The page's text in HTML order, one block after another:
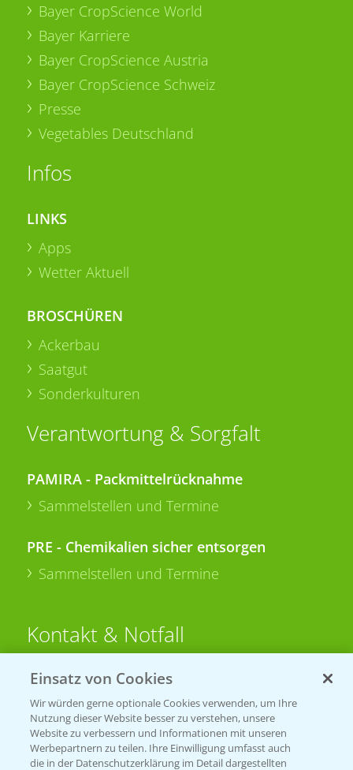
Bayer CropScience World
Bayer Karriere
Bayer CropScience Austria
Bayer CropScience Schweiz
Presse
Vegetables Deutschland
Infos
LINKS
Apps
Wetter Aktuell
BROSCHÜREN
Ackerbau
Saatgut
Sonderkulturen
Verantwortung & Sorgfalt
PAMIRA - Packmittelrücknahme
Sammelstellen und Termine
PRE - Chemikalien sicher entsorgen
Sammelstellen und Termine
Kontakt & Notfall
Beratung auf WhatsApp
T.+49 (0)174 346 564 1
KONTAKT
Einsatz von Cookies
Wir würden gerne optionale Cookies verwenden, um Ihre
Nutzung dieser Website besser zu verstehen, unsere
Website zu verbessern und Informationen mit unseren
Werbepartnern zu teilen. Ihre Einwilligung umfasst auch
die in der Datenschutzerklärung im Detail dargestellten